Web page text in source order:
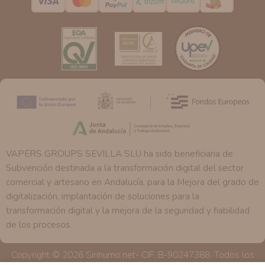
tenemos sobre usted, corregirla y eliminarla, tal y como
se explica en la información adicional disponible en
nuestra página web.
VAPERS GROUPS SEVILLA SLU ha sido beneficiaria de
Subvención destinada a la transformación digital del sector
comercial y artesano en Andalucía, para la Mejora del grado de
digitalización, implantación de soluciones para la
transformación digital y la mejora de la seguridad y fiabilidad
de los procesos.
Copyright © 2026 Sinhumo.net- CIF. B-90247388. Todos los